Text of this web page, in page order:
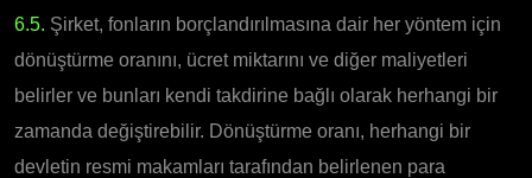
6.5. Şirket, fonların borçlandırılmasına dair her yöntem için
dönüştürme oranını, ücret miktarını ve diğer maliyetleri
belirler ve bunları kendi takdirine bağlı olarak herhangi bir
zamanda değiştirebilir. Dönüştürme oranı, herhangi bir
devletin resmi makamları tarafından belirlenen para